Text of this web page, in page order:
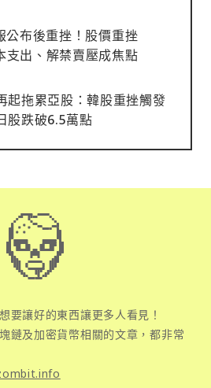
公布後重挫！股價重挫
支出、解禁賣壓成焦點
起拖累亞股：韓股重挫觸發
股跌破6.5萬點
要讓好的東西讓更多人看見！
鏈及加密貨幣相關的文章，都非常